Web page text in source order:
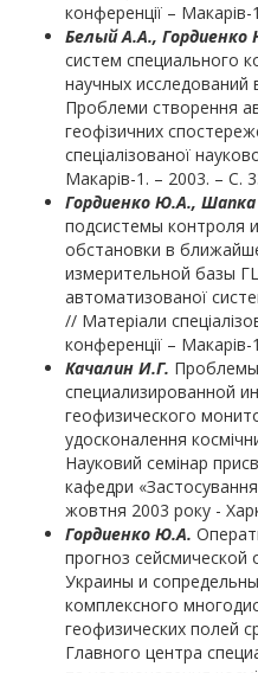
конференції –
Белый А.А., Гордиенко
систем специального
научных
Проблеми створення
геофізичних
спеціалізованої
Макарів-1. – 2003. – С.
Гордиенко Ю.А.,
подсистемы контроля
обстановки в
измерительной базы
автоматизованої
// Матеріали
конференції –
Качалин И.Г.
специализированной
геофизического
удосконалення
Науковий семінар
кафедри
жовтня 2003 року -
Гордиенко Ю.А.
прогноз сейсмической
Украины и
комплексного
геофизических полей
Главного центра